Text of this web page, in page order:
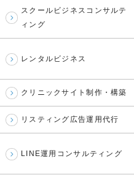
スクールビジネスコンサルテ
ィング
レンタルビジネス
クリニックサイト制作・構築
リスティング広告運用代行
LINE運用コンサルティング